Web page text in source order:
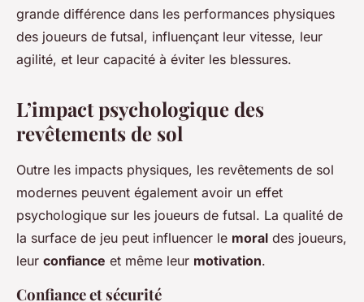
grande différence dans les performances physiques
des joueurs de futsal, influençant leur vitesse, leur
agilité, et leur capacité à éviter les blessures.
L’impact psychologique des
revêtements de sol
Outre les impacts physiques, les revêtements de sol
modernes peuvent également avoir un effet
psychologique sur les joueurs de futsal. La qualité de
la surface de jeu peut influencer le moral des joueurs,
leur confiance et même leur motivation.
Confiance et sécurité